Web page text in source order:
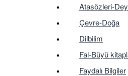
Atasözleri-
Çevre-Doğa
Dilbilim
Fal-Büyü
Faydalı Bilgiler